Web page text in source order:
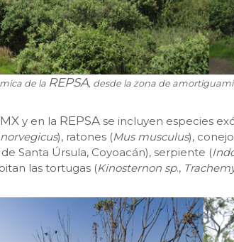
de la REPSA, desde la zona de
y en la REPSA se incluyen especies
), ratones (Mus musculus),
Santa Úrsula, Coyoacán), serpiente (
las tortugas (Kinosternon sp.,